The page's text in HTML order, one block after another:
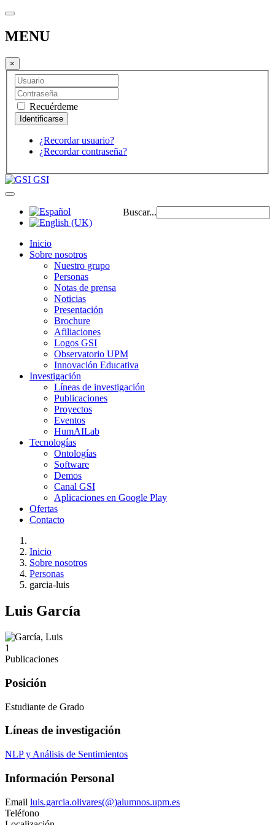
MENU
×
Recuérdeme
¿Recordar usuario?
¿Recordar contraseña?
GSI
Buscar...
Inicio
Sobre nosotros
Nuestro grupo
Personas
Notas de prensa
Noticias
Presentación
Brochure
Afiliaciones
Logos GSI
Observatorio UPM
Innovación Educativa
Investigación
Líneas de investigación
Publicaciones
Proyectos
Eventos
HumAILab
Tecnologías
Ontologías
Software
Demos
Canal GSI
Aplicaciones en Google Play
Ofertas
Contacto
Inicio
Sobre nosotros
Personas
garcia-luis
Luis García
1
Publicaciones
Posición
Estudiante de Grado
Líneas de investigación
NLP y Análisis de Sentimientos
Información Personal
Email luis.garcia.olivares(@)alumnos.upm.es
Teléfono